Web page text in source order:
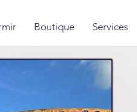
Boutique Services